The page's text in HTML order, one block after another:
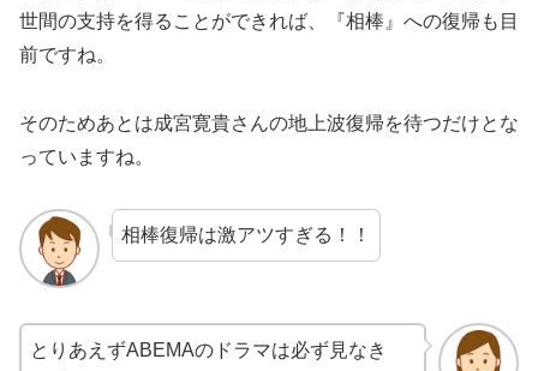
世間の支持を得ることができれば、『相棒』への復帰も目
前ですね。
そのためあとは成宮寛貴さんの地上波復帰を待つだけとな
っていますね。
相棒復帰は激アツすぎる！！
とりあえずABEMAのドラマは必ず見なき